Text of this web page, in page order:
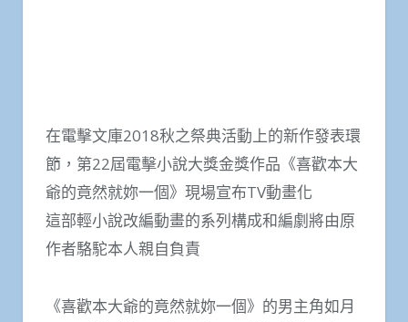
在電擊文庫2018秋之祭典活動上的新作發表環
節，第22屆電擊小說大獎金獎作品《喜歡本大
爺的竟然就妳一個》現場宣布TV動畫化
這部輕小說改編動畫的系列構成和編劇將由原
作者駱駝本人親自負責
《喜歡本大爺的竟然就妳一個》的男主角如月